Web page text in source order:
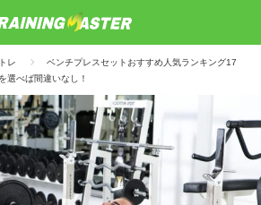
レ
ベンチプレスセットおすすめ人気ランキング17
選べば間違いなし！